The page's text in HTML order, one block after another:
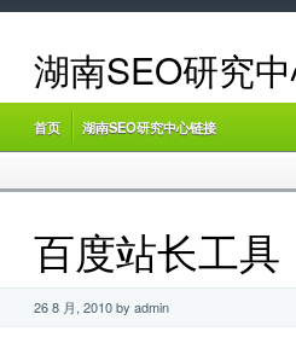
湖南SEO研究
首页 湖南SEO研究中心链接
百度站长工具
26 8 月, 2010 by admin